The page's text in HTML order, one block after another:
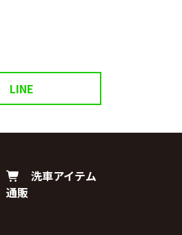
LINE
洗車アイテム
通販